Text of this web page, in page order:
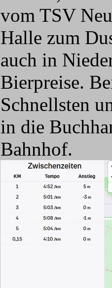
vom TSV
Halle zum
auch in
Bierpreise.
Schnellsten
in die
Bahnhof.